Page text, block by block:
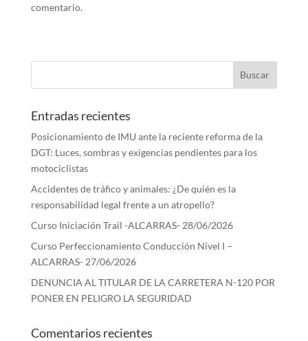
comentario.
Entradas recientes
Posicionamiento de IMU ante la reciente reforma de la
DGT: Luces, sombras y exigencias pendientes para los
motociclistas
Accidentes de tráfico y animales: ¿De quién es la
responsabilidad legal frente a un atropello?
Curso Iniciación Trail -ALCARRAS- 28/06/2026
Curso Perfeccionamiento Conducción Nivel I –
ALCARRAS- 27/06/2026
DENUNCIA AL TITULAR DE LA CARRETERA N-120 POR
PONER EN PELIGRO LA SEGURIDAD
Comentarios recientes